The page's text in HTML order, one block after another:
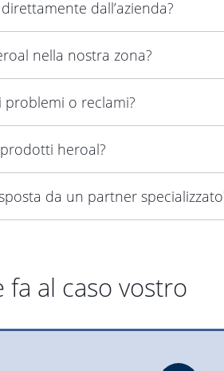
dall’azienda?
nella nostra zona?
problemi o reclami?
heroal?
da un partner
al caso vostro